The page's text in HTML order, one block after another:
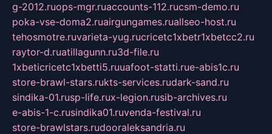
g-2012.ruops-mgr.ruaccounts-112.rucsm-demo.ru
poka-vse-doma2.ruairgungames.ruallseo-host.ru
tehosmotre.ruvarieta-yug.rucricetc1xbetr1xbetcc2.ru
raytor-d.ruatillagunn.ru3d-file.ru
1xbeticricetc1xbetti5.ruuafoot-statti.rue-abis1c.ru
store-brawl-stars.rukts-services.rudark-sand.ru
sindika-01.rusp-life.rux-legion.rusib-archives.ru
e-abis-1-c.rusindika01.ruvenda-festival.ru
store-brawlstars.rudooraleksandria.ru